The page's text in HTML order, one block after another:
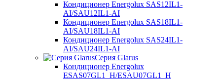
Кондиционер Energolux SAS12IL1-
AI/SAU12IL1-AI
Кондиционер Energolux SAS18IL1-
AI/SAU18IL1-AI
Кондиционер Energolux SAS24IL1-
AI/SAU24IL1-AI
Серия Glarus
Кондиционер Energolux
ESAS07GL1_H/ESAU07GL1_H